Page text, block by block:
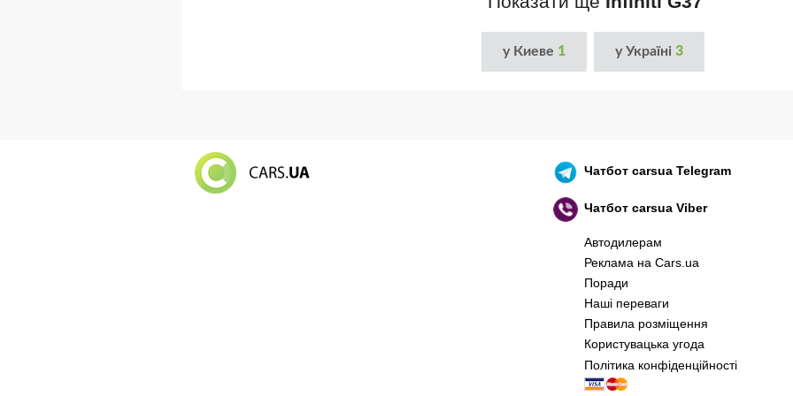
Російський воєнний корабель, іди нах..й! 🇷🇺 🚢 🖕 PS:
у Киеве 1 у Україні 3
Чатботcarsua Telegram
Чатботcarsua Viber
Автодилерам
Реклама на Cars.ua
Поради
Наші переваги
Правила розміщення
Користувацька угода
Політика конфіденційності